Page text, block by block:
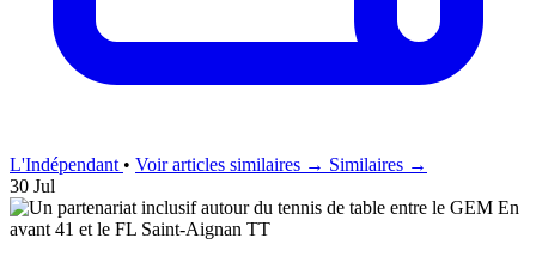
L'Indépendant • Voir articles similaires → Similaires →
30 Jul